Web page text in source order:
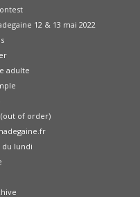
12 & 13 mai 2022
adulte
of order)
du lundi